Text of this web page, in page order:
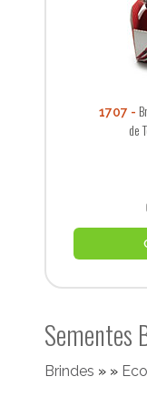
1707
de
Sementes
Brindes » »